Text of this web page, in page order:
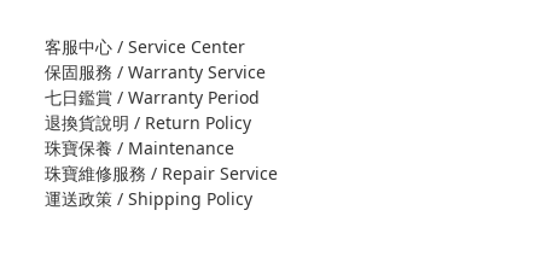
客服中心 / Service Center
保固服務 / Warranty Service
七日鑑賞 / Warranty Period
退換貨說明 / Return Policy
珠寶保養 / Maintenance
珠寶維修服務 / Repair Service
運送政策 / Shipping Policy